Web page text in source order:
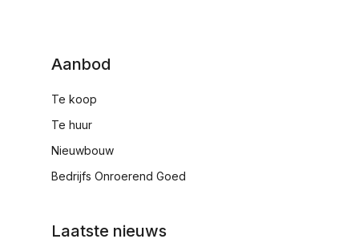
Aanbod
Te koop
Te huur
Nieuwbouw
Bedrijfs Onroerend Goed
Laatste nieuws